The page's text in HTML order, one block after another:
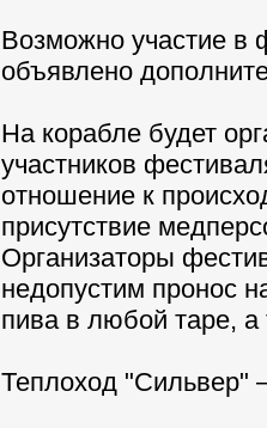
Возможно участие в
объявлено
На корабле будет
участников
отношение к
присутствие
Организаторы
недопустим пронос
пива в любой таре, а
Теплоход "Сильвер"